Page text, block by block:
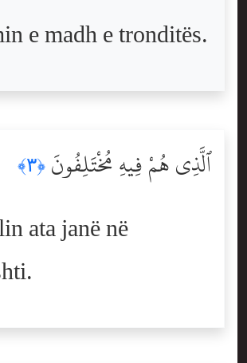
e madh e tronditës.
ٱلَّذِى هُمْ فِيهِ مُخْتَلِفُونَ ﴿٣﴾
ata janë në